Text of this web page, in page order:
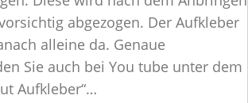
abgezogen. Der Aufkleber
alleine da. Genaue
Sie auch bei You tube unter dem
Aufkleber“…